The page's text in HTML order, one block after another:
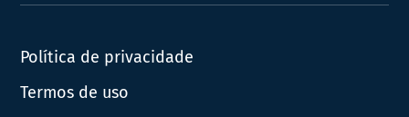
News
Política de privacidade
Termos de uso